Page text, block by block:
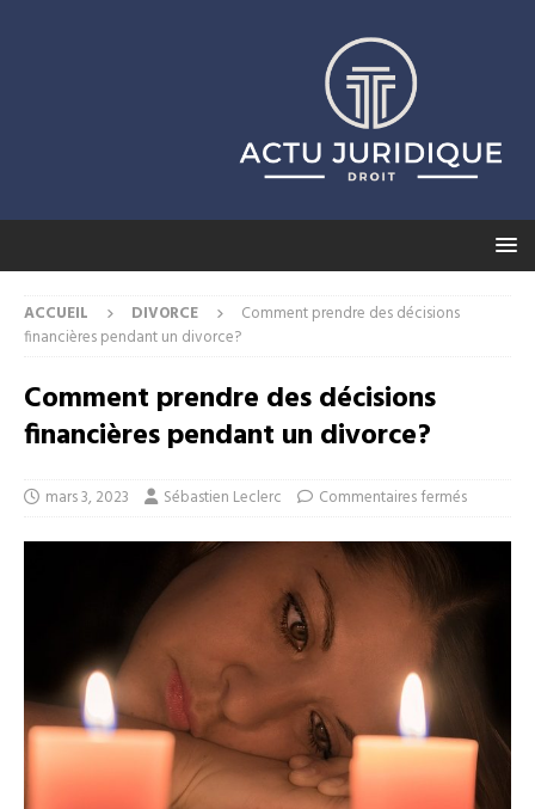
ACCUEIL DIVORCE
Comment prendre des décisions
financières pendant un divorce?
Comment prendre des décisions
financières pendant un divorce?
mars 3, 2023 Sébastien Leclerc Commentaires fermés